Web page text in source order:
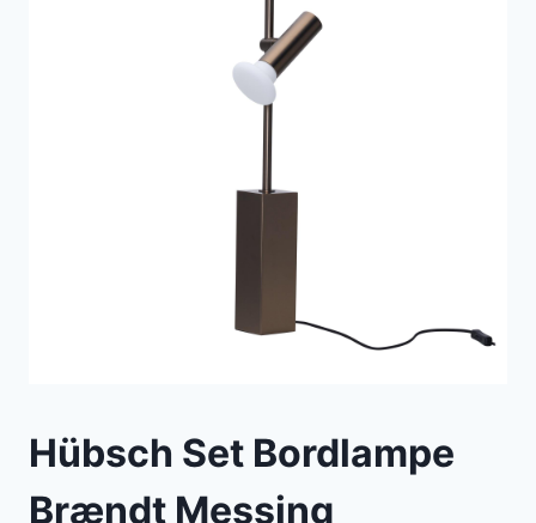
Hübsch Set Bordlampe
Brændt Messing